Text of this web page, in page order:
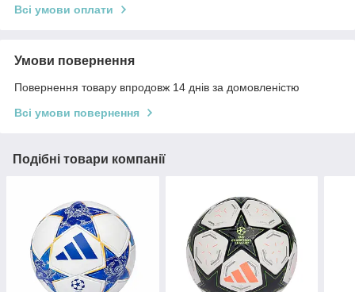
Всі умови оплати
Умови повернення
Повернення товару впродовж 14 днів за домовленістю
Всі умови повернення
Подібні товари компанії